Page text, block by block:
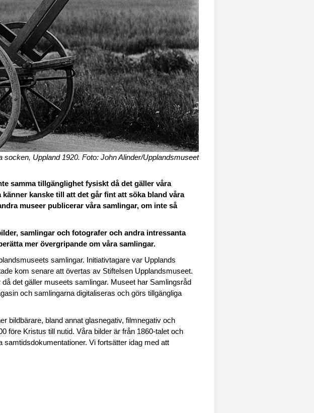
Uppland 1920. Foto: John Alinder/Upplandsmuseet
samma tillgänglighet fysiskt då det gäller våra
kanske till att det går fint att söka bland våra
museer publicerar våra samlingar, om inte så
samlingar och fotografer och andra intressanta
mer övergripande om våra samlingar.
samlingar. Initiativtagare var Upplands
kom senare att övertas av Stiftelsen Upplandsmuseet.
det gäller museets samlingar. Museet har Samlingsråd
och samlingarna digitaliseras och görs tillgängliga
bildbärare, bland annat glasnegativ, filmnegativ och
före Kristus till nutid. Våra bilder är från 1860-talet och
Vi fortsätter idag med att